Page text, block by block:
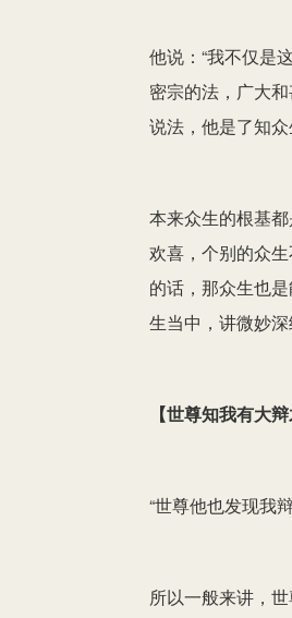
他说：“我不仅是
密宗的法，广大
说法，他是了知
本来众生的根基
欢喜，个别的众
的话，那众生也
生当中，讲微妙深
【世尊知我有大
“世尊他也发现我
所以一般来讲，